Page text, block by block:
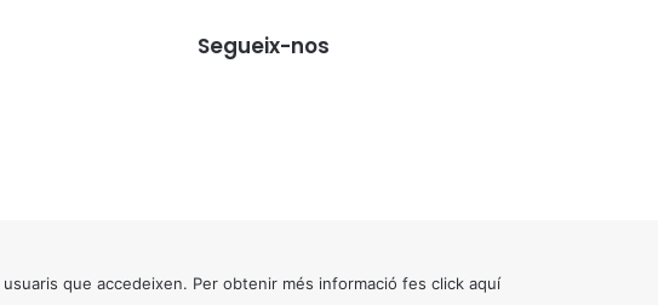
Segueix-nos
que accedeixen. Per obtenir més informació fes click aquí